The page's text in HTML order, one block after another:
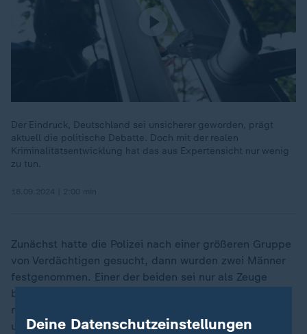
Der Eindruck, Deutschland sei unsicherer geworden, prägt
aktuell die politische Debatte. Doch mit der realen
Kriminalitätsentwicklung hat das aus Expertensicht nur wenig
zu tun.
Zunächst hatte die Polizei nach einer größeren Gruppe
von Verdächtigen gesucht, dann wurden zwei Männer
festgenommen. Einer der beiden sei nur als Zeuge
befragt worden, teilte die Polizei vergangene Woche
mit. Der andere sei wegen Körperverletzung angezeigt
und wieder auf freien Fuß gesetzt worden.
Deine Datenschutzeinstellungen